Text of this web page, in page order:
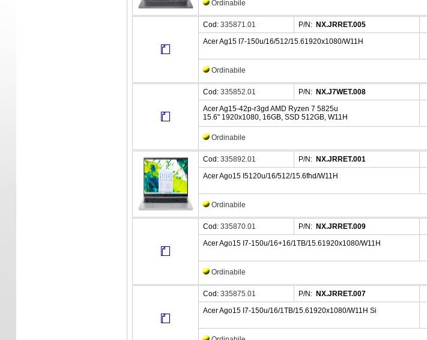
Ordinabile
Cod:335871.01 P/N: NX.JRRET.005
Acer Ag15 I7-150u/16/512/15.61920x1080/W11H
Ordinabile
Cod:335852.01 P/N: NX.J7WET.008
Acer Ag15-42p-r3gd AMD Ryzen 7 5825u
15.6" 1920x1080, 16GB, SSD 512GB, W11H
Ordinabile
Cod:335892.01 P/N: NX.JRRET.001
Acer Ago15 I5120u/16/512/15.6fhd/W11H
Ordinabile
Cod:335870.01 P/N: NX.JRRET.009
Acer Ago15 I7-150u/16+16/1TB/15.61920x1080/W11H
Ordinabile
Cod:335875.01 P/N: NX.JRRET.007
Acer Ago15 I7-150u/16/1TB/15.61920x1080/W11H Si